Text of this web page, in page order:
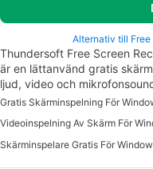
Alternativ till Free
Thundersoft Free Screen
är en lättanvänd gratis
ljud, video och
Gratis Skärminspelning För
Skärminspelare Gratis För